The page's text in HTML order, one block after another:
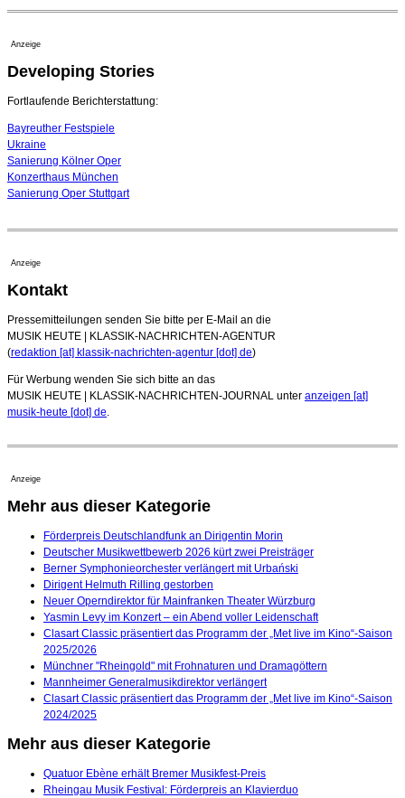
Quatuor Ebène wird mit Bremer Musikfest-Preis
ausgezeichnet
04. August 2026 - 13:30 Uhr
Anzeige
Developing Stories
Fortlaufende Berichterstattung:
Bayreuther Festspiele
Ukraine
Sanierung Kölner Oper
Konzerthaus München
Sanierung Oper Stuttgart
Anzeige
Kontakt
Pressemitteilungen senden Sie bitte per E-Mail an die
MUSIK HEUTE | KLASSIK-NACHRICHTEN-AGENTUR
(redaktion [at] klassik-nachrichten-agentur [dot] de)
Für Werbung wenden Sie sich bitte an das
MUSIK HEUTE | KLASSIK-NACHRICHTEN-JOURNAL unter anzeigen [at]
musik-heute [dot] de
Anzeige
Mehr aus dieser Kategorie
Förderpreis Deutschlandfunk an Dirigentin Morin
Deutscher Musikwettbewerb 2026 kürt zwei Preisträger
Berner Symphonieorchester verlängert mit Urbański
Dirigent Helmuth Rilling gestorben
Neuer Operndirektor für Mainfranken Theater Würzburg
Yasmin Levy im Konzert – ein Abend voller Leidenschaft
Clasart Classic präsentiert das Programm der „Met live im Kino“-Saison
2025/2026
Münchner "Rheingold" mit Frohnaturen und Dramagöttern
Mannheimer Generalmusikdirektor verlängert
Clasart Classic präsentiert das Programm der „Met live im Kino“-Saison
2024/2025
Mehr aus dieser Kategorie
Quatuor Ebène erhält Bremer Musikfest-Preis
Rheingau Musik Festival: Förderpreis an Klavierduo